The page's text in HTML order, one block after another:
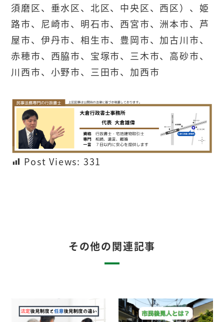
須磨区、垂水区、北区、中央区、西区）、姫
路市、尼崎市、明石市、西宮市、洲本市、芦
屋市、伊丹市、相生市、豊岡市、加古川市、
赤穂市、西脇市、宝塚市、三木市、高砂市、
川西市、小野市、三田市、加西市
Post Views: 331
その他の関連記事